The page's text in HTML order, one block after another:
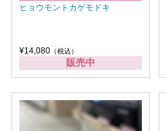
ヒョウモントカゲモドキ
¥14,080 （税込）
販売中